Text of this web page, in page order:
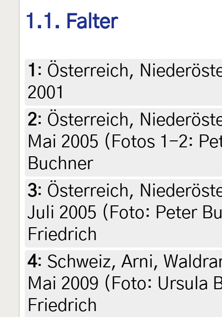
1.1. Falter
1 : Österreich,
2001
2: Österreich,
Mai 2005 (Fotos 1-2:
Buchner
3: Österreich,
Juli 2005 (Foto: Peter
Friedrich
4: Schweiz, Arni,
Mai 2009 (Foto: Ursula
Friedrich